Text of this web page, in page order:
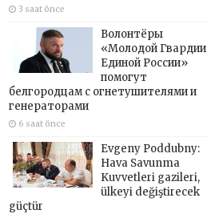
3 saat önce
Волонтёры
«Молодой Гвардии
Единой России»
помогут
белгородцам с огнетушителями и
генераторами
6 saat önce
Evgeny Poddubny:
Hava Savunma
Kuvvetleri gazileri,
ülkeyi değiştirecek
güçtür